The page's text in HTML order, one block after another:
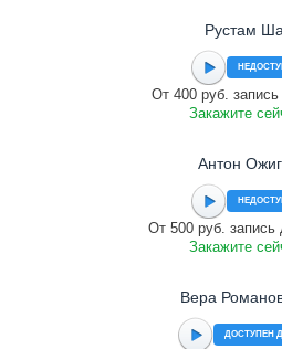
Рустам
От 400 руб.
Закажите
Антон
От 500 руб. запись
Закажите
Вера
ДОСТУПЕН